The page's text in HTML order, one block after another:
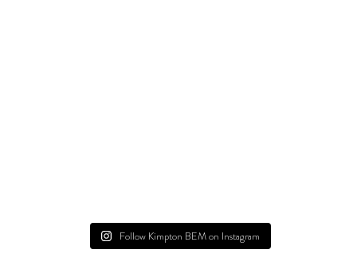
Follow Kimpton BEM on Instagram